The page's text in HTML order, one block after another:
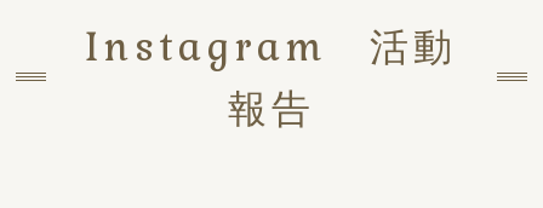
Instagram 活動
報告